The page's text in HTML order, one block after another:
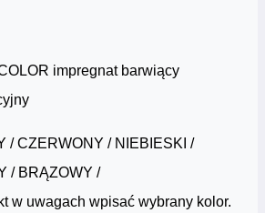
impregnat barwiący
/ CZERWONY / NIEBIESKI /
/ BRĄZOWY /
w uwagach wpisać wybrany kolor.